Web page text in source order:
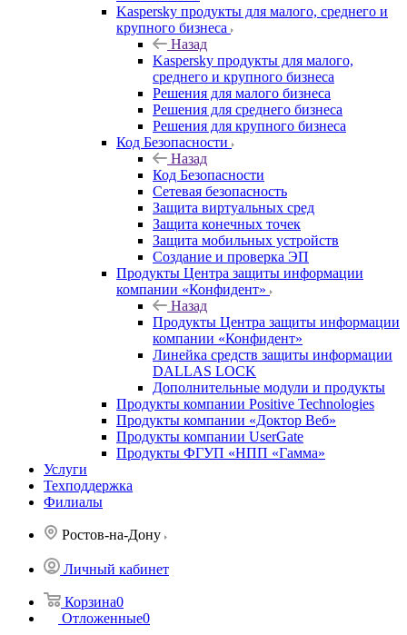
Kaspersky продукты для малого, среднего и
крупного бизнеса
Назад
Kaspersky продукты для малого,
среднего и крупного бизнеса
Решения для малого бизнеса
Решения для среднего бизнеса
Решения для крупного бизнеса
Код Безопасности
Назад
Код Безопасности
Сетевая безопасность
Защита виртуальных сред
Защита конечных точек
Защита мобильных устройств
Создание и проверка ЭП
Продукты Центра защиты информации
компании «Конфидент»
Назад
Продукты Центра защиты информации
компании «Конфидент»
Линейка средств защиты информации
DALLAS LOCK
Дополнительные модули и продукты
Продукты компании Positive Technologies
Продукты компании «Доктор Веб»
Продукты компании UserGate
Продукты ФГУП «НПП «Гамма»
Услуги
Техподдержка
Филиалы
Ростов-на-Дону
Личный кабинет
Корзина0
Отложенные0